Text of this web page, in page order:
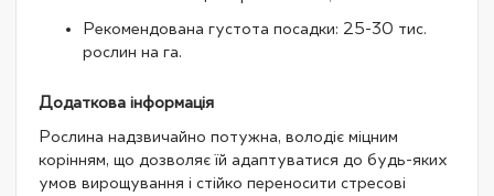
Рекомендована густота посадки: 25-30 тис.
рослин на га.
Додаткова інформація
Рослина надзвичайно потужна, володіє міцним
корінням, що дозволяє їй адаптуватися до будь-яких
умов вирощування і стійко переносити стресові